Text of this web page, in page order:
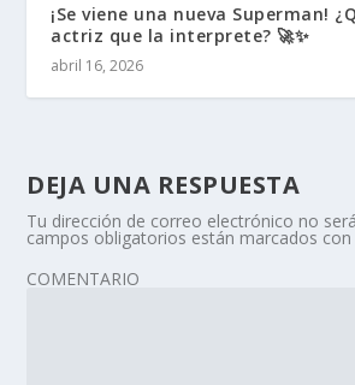
¡Se viene una nueva Superman!
actriz que la interprete? 🚀✨
abril 16, 2026
DEJA UNA RESPUESTA
Tu dirección de correo electrónico no
campos obligatorios están marcados
COMENTARIO